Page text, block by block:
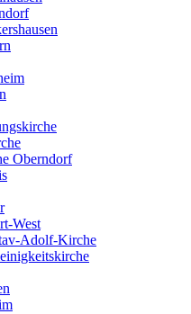
Oberndorf
West
Adolf-Kirche